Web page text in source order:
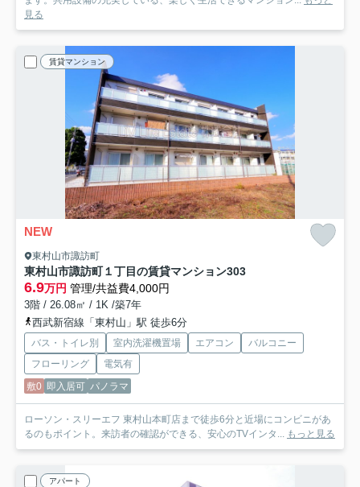
見る
賃貸マンション
NEW
東村山市諏訪町
東村山市諏訪町１丁目の賃貸マンション303
6.9万円 管理/共益費4,000円
3階 / 26.08㎡ / 1K /築7年
西武新宿線「東村山」駅 徒歩6分
バス・トイレ別 室内洗濯機置場 エアコン
バルコニー
フローリング
電気有
敷0 即入居可 パノラマ
ローソン・スリーエフ 東村山本町店まで徒歩6分と近場にコンビニがあ
るのもポイント。来訪者の確認ができる、安心のTVインタ... もっと見る
アパート